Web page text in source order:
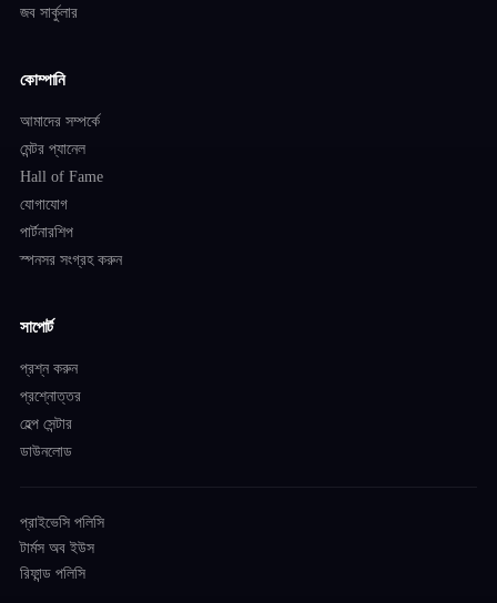
জব সার্কুলার
কোম্পানি
আমাদের সম্পর্কে
মেন্টর প্যানেল
Hall of Fame
যোগাযোগ
পার্টনারশিপ
স্পনসর সংগ্রহ করুন
সাপোর্ট
প্রশ্ন করুন
প্রশ্নোত্তর
হেল্প সেন্টার
ডাউনলোড
প্রাইভেসি পলিসি
টার্মস অব ইউস
রিফান্ড পলিসি